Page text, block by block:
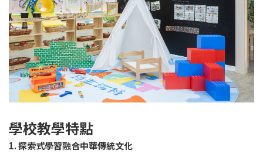
學校教學特點
1. 探索式學習融合中華傳統文化